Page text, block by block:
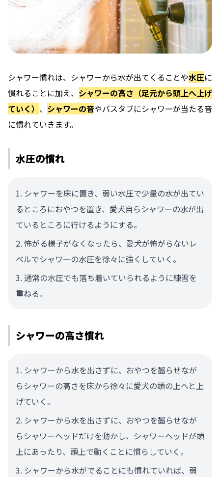
シャワー慣れは、シャワーから水が出てくることや水圧に
慣れることに加え、 シャワーの高さ（足元から頭上へ上げ
ていく） 、 シャワーの音やバスタブにシャワーが当たる音
に慣れていきます。
水圧の慣れ
シャワーを床に置き、弱い水圧で少量の水が出てい
るところにおやつを置き、愛犬自らシャワーの水が出
ているところに行けるようにする。
怖がる様子がなくなったら、愛犬が怖がらないレ
ベルでシャワーの水圧を徐々に強くしていく。
通常の水圧でも落ち着いていられるように練習を
重ねる。
シャワーの高さ慣れ
シャワーから水を出さずに、おやつを齧らせなが
らシャワーの高さを床から徐々に愛犬の頭の上へと上
げていく。
シャワーから水を出さずに、おやつを齧らせなが
らシャワーヘッドだけを動かし、シャワーヘッドが頭
上にあったり、頭上で動くことに慣らしていく。
シャワーから水がでることにも慣れていれば、弱